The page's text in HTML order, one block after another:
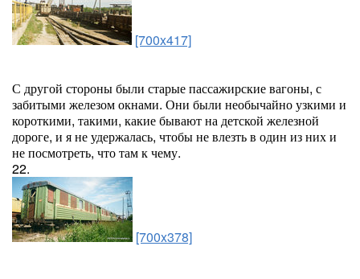
[700x417]
С другой стороны были старые пассажирские вагоны, с
забитыми железом окнами. Они были необычайно узкими и
короткими, такими, какие бывают на детской железной
дороге, и я не удержалась, чтобы не влезть в один из них и
не посмотреть, что там к чему.
22.
[700x378]